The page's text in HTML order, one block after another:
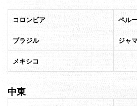
コロンビア ペル
ブラジル ジャ
メキシコ
中東